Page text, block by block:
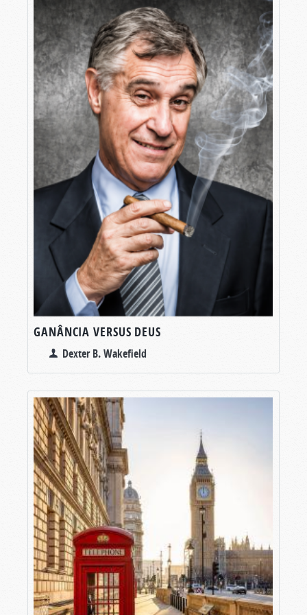
GANÂNCIA VERSUS DEUS
Dexter B. Wakefield